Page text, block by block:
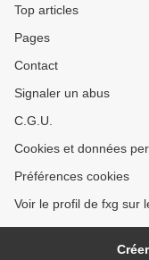
Top articles
Pages
Contact
Signaler un abus
C.G.U.
Cookies et données
Préférences cookies
Voir le profil de fxg sur